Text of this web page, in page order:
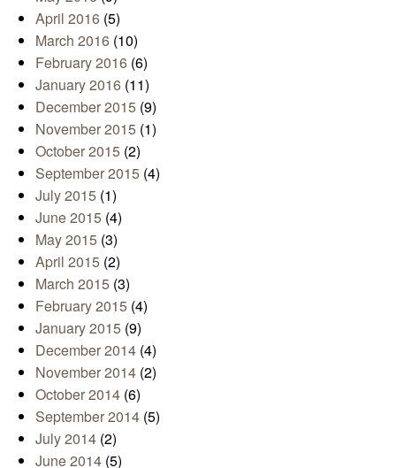
April 2016 (5)
March 2016 (10)
February 2016 (6)
January 2016 (11)
December 2015 (9)
November 2015 (1)
October 2015 (2)
September 2015 (4)
July 2015 (1)
June 2015 (4)
May 2015 (3)
April 2015 (2)
March 2015 (3)
February 2015 (4)
January 2015 (9)
December 2014 (4)
November 2014 (2)
October 2014 (6)
September 2014 (5)
July 2014 (2)
June 2014 (5)